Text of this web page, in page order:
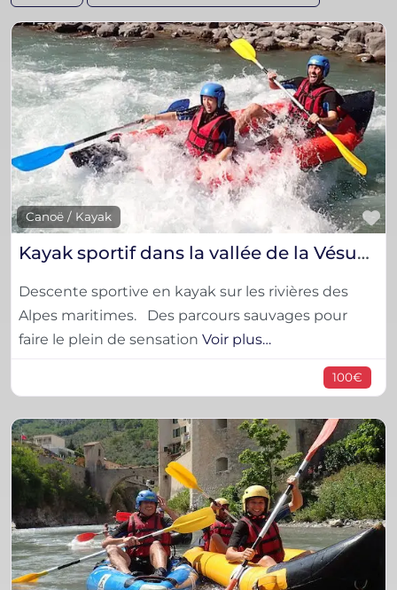
Canoë / Kayak
Kayak sportif dans la vallée de la Vésubie et les Gorges de Daluis
Descente sportive en kayak sur les rivières des
Alpes maritimes. Des parcours sauvages pour
faire le plein de sensation Voir plus…
100€